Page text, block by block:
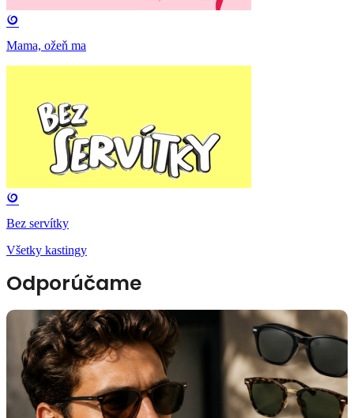
Mama, ožeň ma
Bez servítky
Všetky kastingy
Odporúčame